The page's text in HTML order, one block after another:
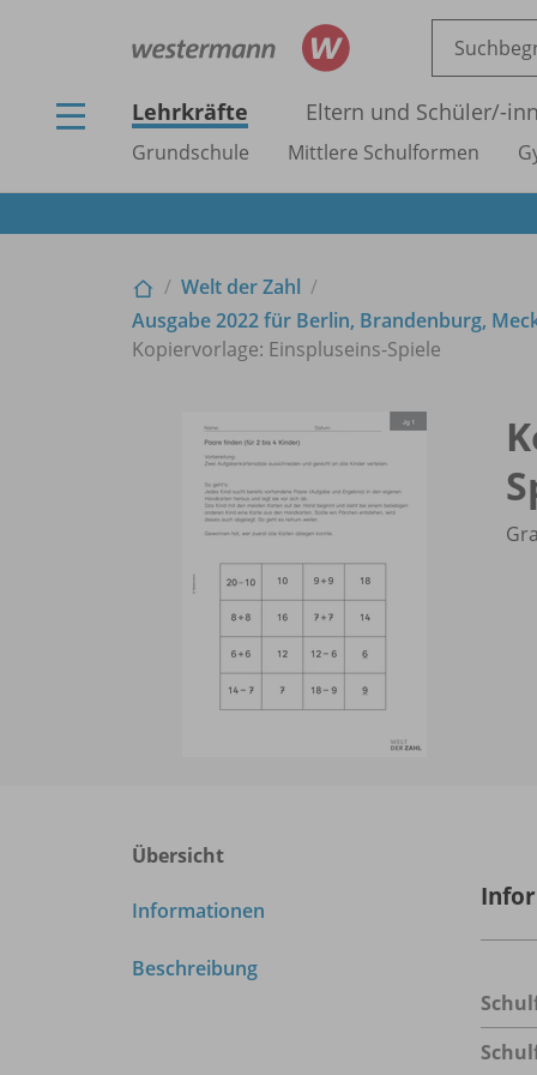
Lehrkräfte Eltern und Schüler/-
Grundschule Mittlere Schulformen
Welt der Zahl
Ausgabe 2022 für Berlin, Brandenburg,
Kopiervorlage: Einspluseins-Spiele
Übersicht
Informationen
Beschreibung